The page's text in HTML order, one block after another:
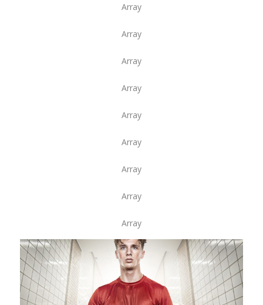
Array
Array
Array
Array
Array
Array
Array
Array
Array